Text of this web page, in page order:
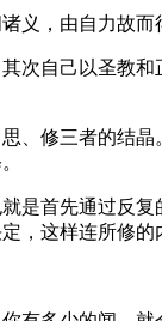
，由自力故而
自己以圣教
修三者的结
首先通过反
这样连所修